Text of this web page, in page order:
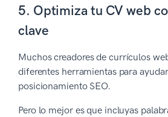
5. Optimiza tu CV web
clave
Muchos creadores de currículos
diferentes herramientas para
posicionamiento SEO.
Pero lo mejor es que incluyas